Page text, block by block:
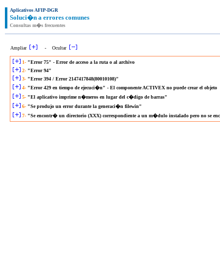
Aplicativos AFIP-DGR
Soluci�n a errores comunes
Consultas m�s frecuentes
Ampliar - Ocultar
1- "Error 75" - Error de acceso a la ruta o al archivo
2- "Error 94"
3- "Error 394 / Error 2147417848(80010108)"
4- "Error 429 en tiempo de ejecuci�n" - El componente ACTIVEX no puede crear el objeto
5- "El aplicativo imprime n�meros en lugar del c�digo de barras"
6- "Se produjo un error durante la generaci�n filewin"
7- "Se encontr� un directorio (XXX) correspondiente a un m�dulo instalado pero no se